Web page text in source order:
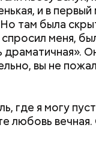
и в
там была
меня,
вы не
где я могу
любовь